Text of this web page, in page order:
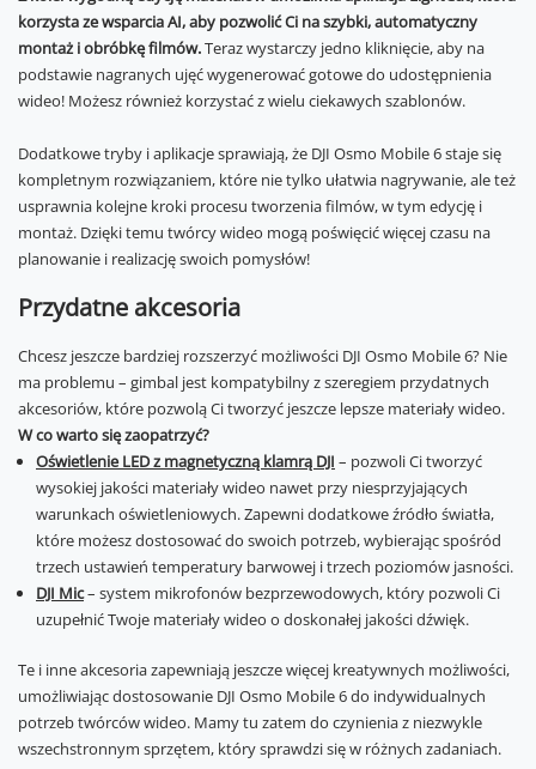
korzysta ze wsparcia AI, aby pozwolić Ci na szybki, automatyczny
montaż i obróbkę filmów.Teraz wystarczy jedno kliknięcie, aby na
podstawie nagranych ujęć wygenerować gotowe do udostępnienia
wideo! Możesz również korzystać z wielu ciekawych szablonów.
Dodatkowe tryby i aplikacje sprawiają, że DJI Osmo Mobile 6 staje się
kompletnym rozwiązaniem, które nie tylko ułatwia nagrywanie, ale też
usprawnia kolejne kroki procesu tworzenia filmów, w tym edycję i
montaż. Dzięki temu twórcy wideo mogą poświęcić więcej czasu na
planowanie i realizację swoich pomysłów!
Przydatne akcesoria
Chcesz jeszcze bardziej rozszerzyć możliwości DJI Osmo Mobile 6? Nie
ma problemu – gimbal jest kompatybilny z szeregiem przydatnych
akcesoriów, które pozwolą Ci tworzyć jeszcze lepsze materiały wideo.
W co warto się zaopatrzyć?
Oświetlenie LED z magnetyczną klamrą DJI – pozwoli Ci tworzyć
wysokiej jakości materiały wideo nawet przy niesprzyjających
warunkach oświetleniowych. Zapewni dodatkowe źródło światła,
które możesz dostosować do swoich potrzeb, wybierając spośród
trzech ustawień temperatury barwowej i trzech poziomów jasności.
DJI Mic– system mikrofonów bezprzewodowych, który pozwoli Ci
uzupełnić Twoje materiały wideo o doskonałej jakości dźwięk.
Te i inne akcesoria zapewniają jeszcze więcej kreatywnych możliwości,
umożliwiając dostosowanie DJI Osmo Mobile 6 do indywidualnych
potrzeb twórców wideo. Mamy tu zatem do czynienia z niezwykle
wszechstronnym sprzętem, który sprawdzi się w różnych zadaniach.